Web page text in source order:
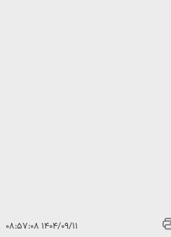
۱۴۰۴/۰۹/۱۱ ۰۸:۵۷:۰۸